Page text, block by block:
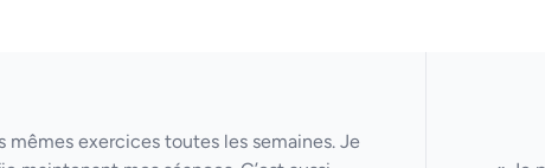
mêmes exercices toutes les semaines. Je